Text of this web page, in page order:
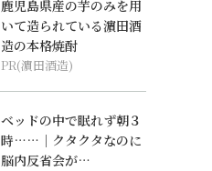
鹿児島県産の芋のみを用
いて造られている濵田酒
造の本格焼酎
PR(濵田酒造)
ベッドの中で眠れず朝３
時……｜クタクタなのに
脳内反省会が…